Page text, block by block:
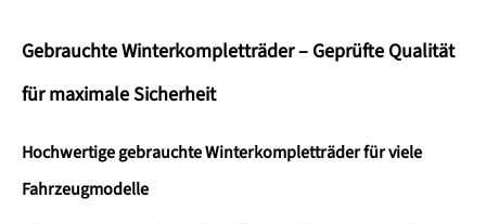
Gebrauchte Winterkompletträder – Geprüfte Qualität
für maximale Sicherheit
Hochwertige gebrauchte Winterkompletträder für viele
Fahrzeugmodelle